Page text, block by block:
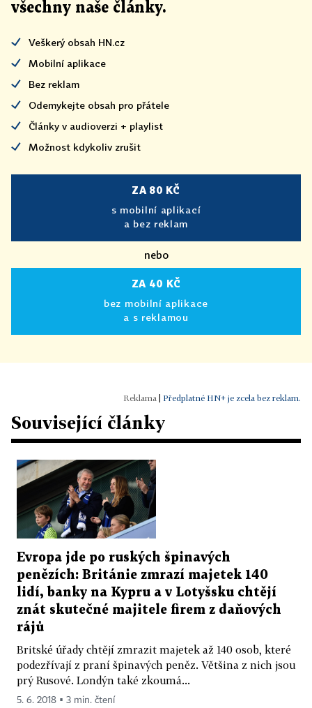
všechny naše články.
Veškerý obsah HN.cz
Mobilní aplikace
Bez reklam
Odemykejte obsah pro přátele
Články v audioverzi + playlist
Možnost kdykoliv zrušit
ZA 80 KČ
s mobilní aplikací
a bez reklam
nebo
ZA 40 KČ
bez mobilní aplikace
a s reklamou
Předplatné HN+ je zcela bez reklam.
Související články
Evropa jde po ruských špinavých
penězích: Británie zmrazí majetek 140
lidí, banky na Kypru a v Lotyšsku chtějí
znát skutečné majitele firem z daňových
rájů
Britské úřady chtějí zmrazit majetek až 140 osob, které
podezřívají z praní špinavých peněz. Většina z nich jsou
prý Rusové. Londýn také zkoumá...
5. 6. 2018 ▪ 3 min. čtení